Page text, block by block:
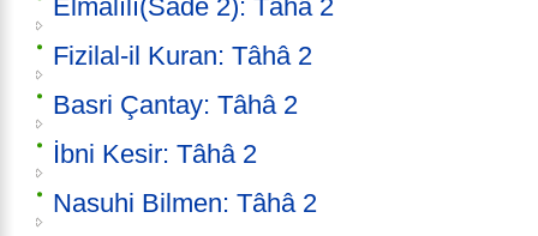
Elmalılı(Sade 2): Tâhâ 2
Fizilal-il Kuran: Tâhâ 2
Basri Çantay: Tâhâ 2
İbni Kesir: Tâhâ 2
Nasuhi Bilmen: Tâhâ 2